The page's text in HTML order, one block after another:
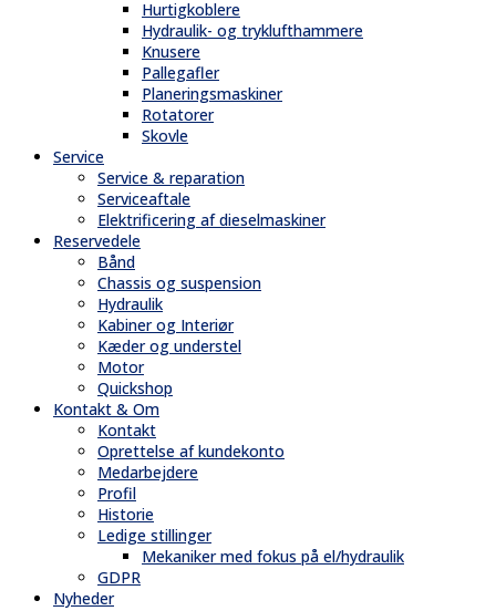
Hurtigkoblere
Hydraulik- og tryklufthammere
Knusere
Pallegafler
Planeringsmaskiner
Rotatorer
Skovle
Service
Service & reparation
Serviceaftale
Elektrificering af dieselmaskiner
Reservedele
Bånd
Chassis og suspension
Hydraulik
Kabiner og Interiør
Kæder og understel
Motor
Quickshop
Kontakt & Om
Kontakt
Oprettelse af kundekonto
Medarbejdere
Profil
Historie
Ledige stillinger
Mekaniker med fokus på el/hydraulik
GDPR
Nyheder